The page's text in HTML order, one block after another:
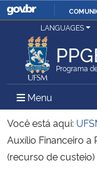
Ministério da Justiça e
Ministério da Defesa
Ministério das Relações
Ministério da Economia
LANGUAGES
Programa
Menu Menu
Você está aqui:
Auxílio Financeiro a
(recurso de custeio)